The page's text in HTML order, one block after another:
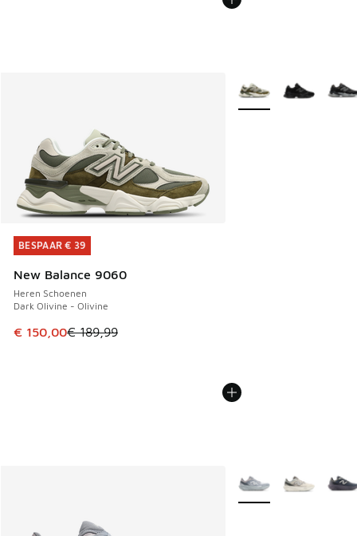
BESPAAR € 39
New Balance 9060
Heren Schoenen
Dark Olivine - Olivine
Dit artikel is in de uitverkoop. Dit artikel is in de
€ 150,00€ 189,99
BESPAAR € 39
Meer kleuren
Meer kleuren